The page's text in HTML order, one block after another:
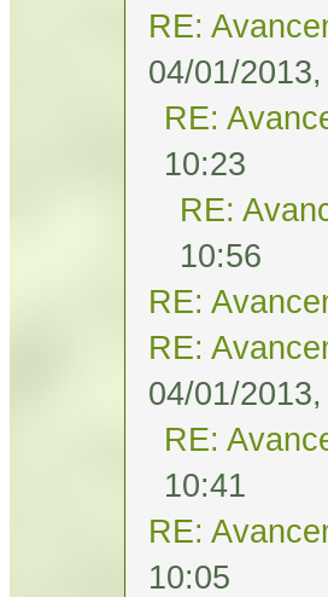
RE:
04/01/
RE:
10:23
RE:
10:56
RE:
RE:
04/01/
RE:
10:41
RE:
10:05